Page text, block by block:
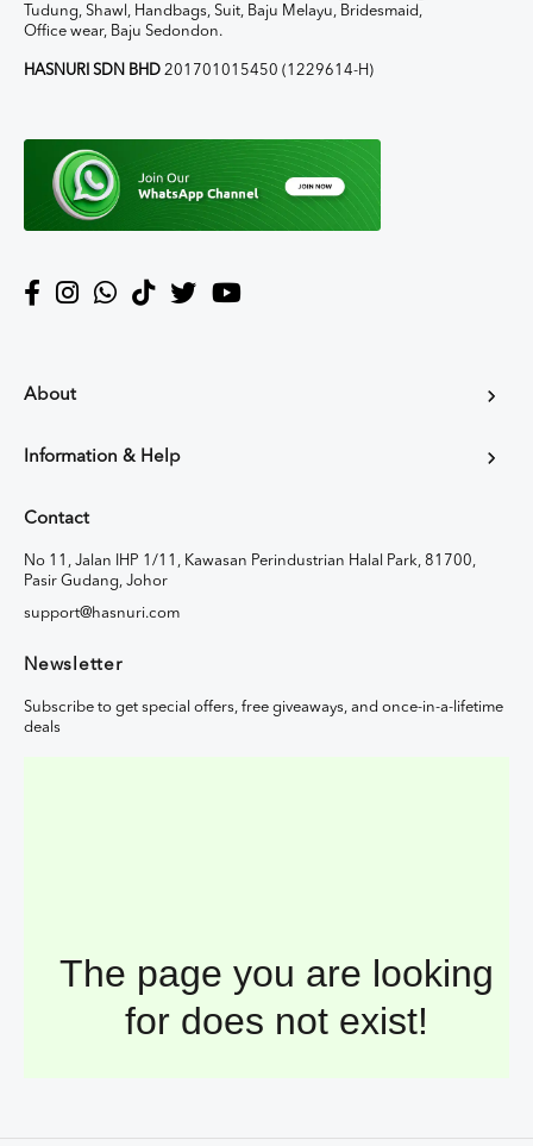
Tudung, Shawl, Handbags, Suit, Baju Melayu, Bridesmaid,
Office wear, Baju Sedondon.
HASNURI SDN BHD 201701015450 (1229614-H)
About
Information & Help
Contact
No 11, Jalan IHP 1/11, Kawasan Perindustrian Halal Park, 81700,
Pasir Gudang, Johor
support@hasnuri.com
Newsletter
Subscribe to get special offers, free giveaways, and once-in-a-lifetime
deals